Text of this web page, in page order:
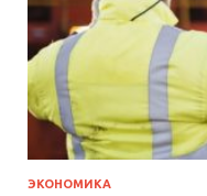
ЭКОНОМИКА